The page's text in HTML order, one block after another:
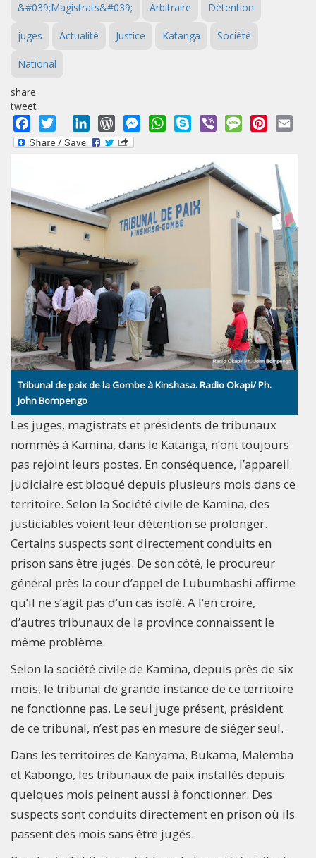
&#039;Magistrats&#039; Arbitraire Détention
juges Actualité Justice Katanga Société
National
share
tweet
Facebook
Twitter LinkedInWordPressMessengerWhatsApp
Skype Viber MessagePinterest
Tribunal de paix de la Gombe à Kinshasa. Radio Okapi/ Ph.
John Bompengo
Les juges, magistrats et présidents de tribunaux
nommés à Kamina, dans le Katanga, n’ont toujours
pas rejoint leurs postes. En conséquence, l’appareil
judiciaire est bloqué depuis plusieurs mois dans ce
territoire. Selon la Société civile de Kamina, des
justiciables voient leur détention se prolonger.
Certains suspects sont directement conduits en
prison sans être jugés. De son côté, le procureur
général près la cour d’appel de Lubumbashi affirme
qu’il ne s’agit pas d’un cas isolé. A l’en croire,
d’autres tribunaux de la province connaissent le
même problème.
Selon la société civile de Kamina, depuis près de six
mois, le tribunal de grande instance de ce territoire
ne fonctionne pas. Le seul juge présent, président
de ce tribunal, n’est pas en mesure de siéger seul.
Dans les territoires de Kanyama, Bukama, Malemba
et Kabongo, les tribunaux de paix installés depuis
quelques mois peinent aussi à fonctionner. Des
suspects sont conduits directement en prison où ils
passent des mois sans être jugés.